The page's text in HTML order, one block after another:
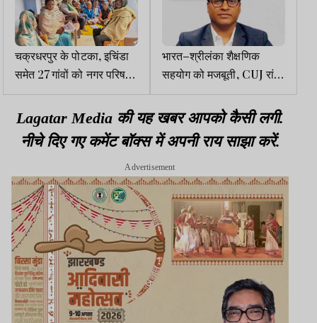
चक्रधरपुर के पोटका, इचिंडा
समेत 27 गांवों को नगर परिषद
क्षेत्र से बाहर रखने का प्रस्ताव
पारित
भारत–श्रीलंका शैक्षणिक
सहयोग को मजबूती, CUJ रांची
के उपेंद्र बने शोध सह-निर्देशक
Lagatar Media की यह खबर आपको कैसी लगी.
नीचे दिए गए कमेंट बॉक्स में अपनी राय साझा करें.
Advertisement